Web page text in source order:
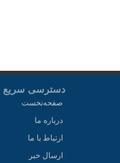
دسترسی سریع
صفحه‌نخست
درباره ما
ارتباط با ما
ارسال خبر